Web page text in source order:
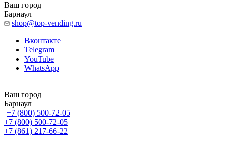
Ваш город
Барнаул
shop@top-vending.ru
Вконтакте
Telegram
YouTube
WhatsApp
Ваш город
Барнаул
+7 (800) 500-72-05
+7 (800) 500-72-05
+7 (861) 217-66-22